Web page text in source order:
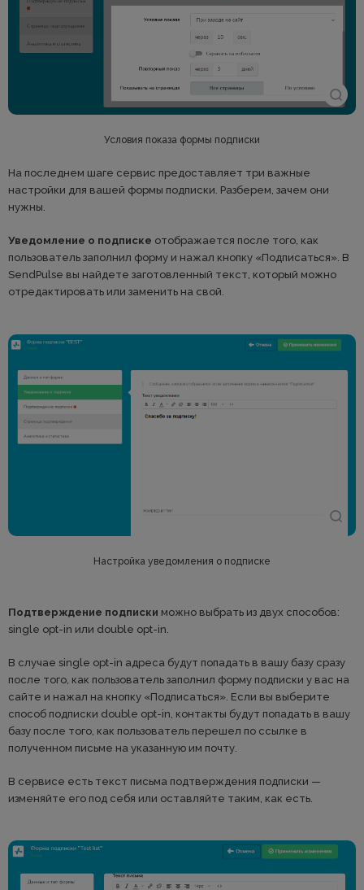
Условия показа формы подписки
На последнем шаге сервис предоставляет три важные
настройки для вашей формы подписки. Разберем, зачем они
нужны.
Уведомление о подписке отображается после того, как
пользователь заполнил форму и нажал кнопку «Подписаться». В
SendPulse вы найдете заготовленный текст, который можно
отредактировать или заменить на свой.
Настройка уведомления о подписке
Подтверждение подписки можно выбрать из двух способов:
single opt-in или double opt-in.
В случае single opt-in адреса будут попадать в вашу базу сразу
после того, как пользователь заполнил форму подписки у вас на
сайте и нажал на кнопку «Подписаться». Если вы выберите
способ подписки double opt-in, контакты будут попадать в вашу
базу после того, как пользователь перешел по ссылке в
полученном письме на указанную им почту.
В сервисе есть текст письма подтверждения подписки —
изменяйте его под себя или оставляйте таким, как есть.